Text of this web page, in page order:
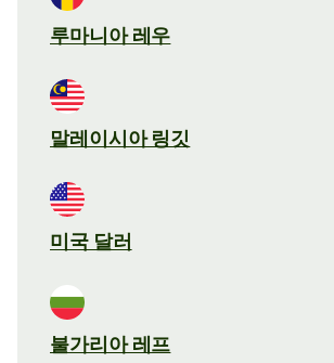
루마니아 레우
말레이시아 링깃
미국 달러
불가리아 레프